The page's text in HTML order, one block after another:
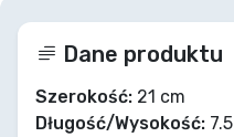
Dane produktu
Szerokość: 21 cm
Długość/Wysokość: